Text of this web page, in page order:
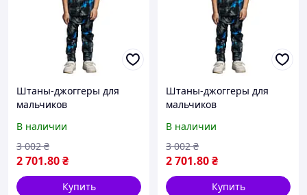
Штаны-джоггеры для
мальчиков
В наличии
2 701.80₴
3 002 ₴
Купить
Штаны-джоггеры для
мальчиков
В наличии
2 701.80₴
3 002 ₴
Купить